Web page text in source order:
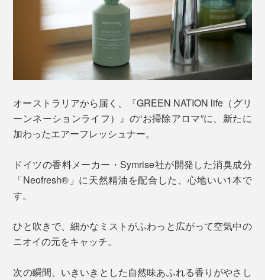
オーストラリアから届く、『GREEN NATION life（グリ
ーンネーションライフ）』の“お掃除アロマ”に、新たに
加わったエアーフレッシュナー。
ドイツの香料メーカー・Symrise社が開発した消臭成分
「Neofresh®」に天然精油を配合した、心地いい1本で
す。
ひと吹きで、細かなミストがふわっと広がって空気中の
ニオイの元をキャッチ。
次の瞬間、いきいきとした自然味あふれる香りがやさし